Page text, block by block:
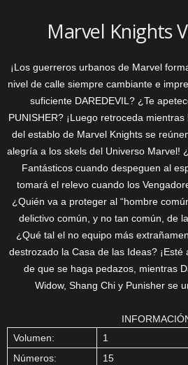
Marvel Knights
¡Los guerreros urbanos de Marvel
nivel de calle siempre cambiante e
suficiente DAREDEVIL? ¿Te
PUNISHER? ¡Luego retroceda
del establo de Marvel Knights se
alegría a los skels del Universo Marvel!
Fantásticos cuando despeguen al
tomará el relevo cuando los
¿Quién va a proteger al “hombre
delictivo común, y no tan común, de
¿Qué tal el no equipo más
destrozado la Casa de las Ideas?
de que se haga pedazos, mientras
Widow, Shang Chi y Punisher se
Volumen:
1
Números:
15